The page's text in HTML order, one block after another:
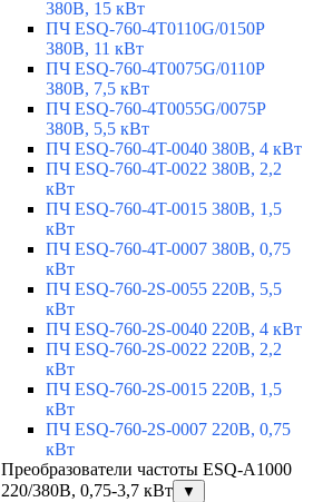
380В, 15 кВт
ПЧ ESQ-760-4T0110G/0150P
380В, 11 кВт
ПЧ ESQ-760-4T0075G/0110P
380В, 7,5 кВт
ПЧ ESQ-760-4T0055G/0075P
380В, 5,5 кВт
ПЧ ESQ-760-4T-0040 380В, 4 кВт
ПЧ ESQ-760-4T-0022 380В, 2,2
кВт
ПЧ ESQ-760-4T-0015 380В, 1,5
кВт
ПЧ ESQ-760-4T-0007 380В, 0,75
кВт
ПЧ ESQ-760-2S-0055 220В, 5,5
кВт
ПЧ ESQ-760-2S-0040 220В, 4 кВт
ПЧ ESQ-760-2S-0022 220В, 2,2
кВт
ПЧ ESQ-760-2S-0015 220В, 1,5
кВт
ПЧ ESQ-760-2S-0007 220В, 0,75
кВт
Преобразователи частоты ESQ-A1000
220/380В, 0,75-3,7 кВт
▼